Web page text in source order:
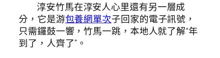
淳安竹馬在淳安人心里還有另一層成
分，它是游包養網單次子回家的電子訊號，
只需鑼鼓一響，竹馬一跳，本地人就了解“年
到了，人齊了”。